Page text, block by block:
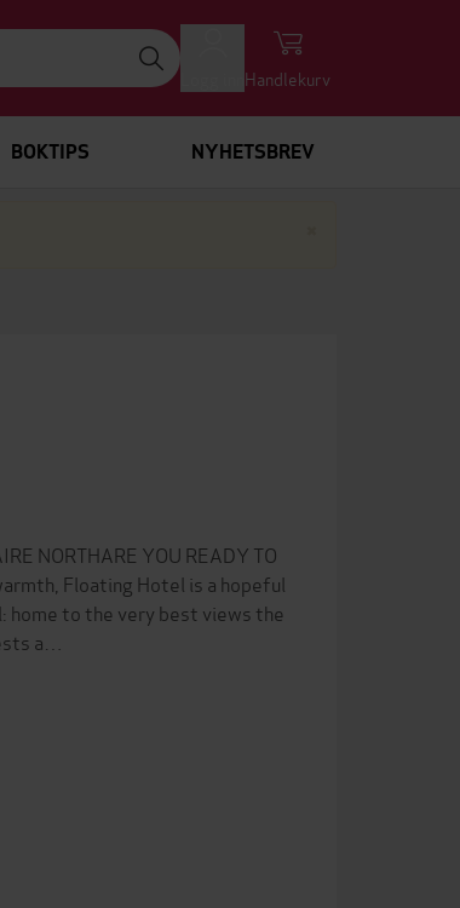
Handlekurv
BOKTIPS NYHETSBREV
NORTHARE YOU READY TO
Floating Hotel is a hopeful
to the very best views the
a…